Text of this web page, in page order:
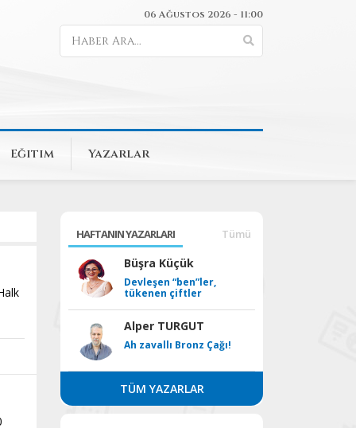
06 Ağustos 2026 - 11:00
Eğitim Yazarlar
HAFTANIN YAZARLARI Tümü
Büşra Küçük
Devleşen “ben”ler,
tükenen çiftler
Alper TURGUT
Ah zavallı Bronz Çağı!
TÜM YAZARLAR